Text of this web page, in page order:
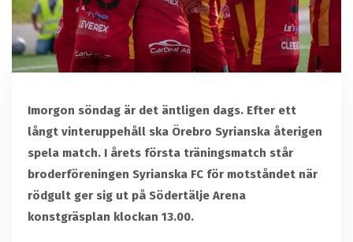
Imorgon söndag är det äntligen dags. Efter ett
långt vinteruppehåll ska Örebro Syrianska återigen
spela match. I årets första träningsmatch står
broderföreningen Syrianska FC för motståndet när
rödgult ger sig ut på Södertälje Arena
konstgräsplan klockan 13.00.